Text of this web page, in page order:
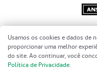
Copyright
Brasil -
Usamos os cookies e dados de
proporcionar uma melhor
do site. Ao continuar, você
Política de Privacidade.